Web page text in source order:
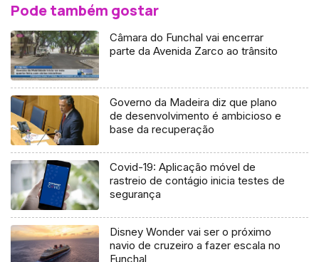
Pode também gostar
Câmara do Funchal vai encerrar
parte da Avenida Zarco ao trânsito
Governo da Madeira diz que plano
de desenvolvimento é ambicioso e
base da recuperação
Covid-19: Aplicação móvel de
rastreio de contágio inicia testes de
segurança
Disney Wonder vai ser o próximo
navio de cruzeiro a fazer escala no
Funchal